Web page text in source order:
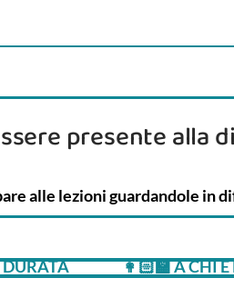
presente alla
alle lezioni guardandole in
👩🏻‍🏫 A CHI È